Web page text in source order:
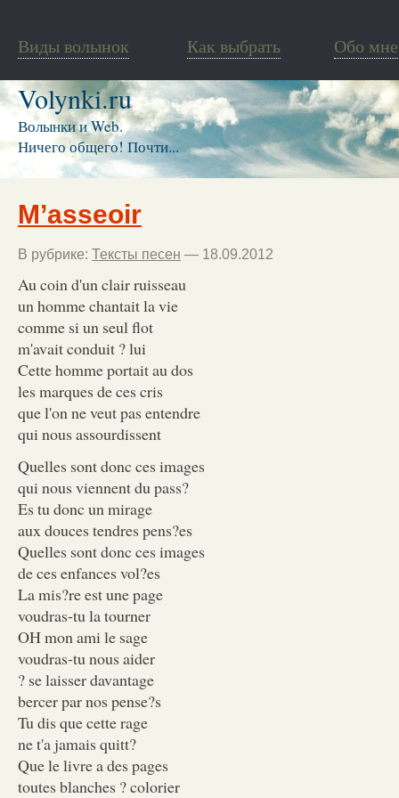
Виды волынок Как выбрать Обо мне
Volynki.ru
Волынки и Web.
Ничего общего! Почти...
M’asseoir
В рубрике: Тексты песен — 18.09.2012
Au coin d'un clair ruisseau
un homme chantait la vie
comme si un seul flot
m'avait conduit ? lui
Cette homme portait au dos
les marques de ces cris
que l'on ne veut pas entendre
qui nous assourdissent
Quelles sont donc ces images
qui nous viennent du pass?
Es tu donc un mirage
aux douces tendres pens?es
Quelles sont donc ces images
de ces enfances vol?es
La mis?re est une page
voudras-tu la tourner
OH mon ami le sage
voudras-tu nous aider
? se laisser davantage
bercer par nos pense?s
Tu dis que cette rage
ne t'a jamais quitt?
Que le livre a des pages
toutes blanches ? colorier